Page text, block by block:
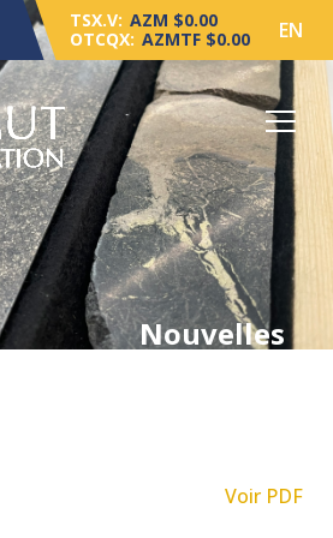
TSX.V: AZM $0.00
OTCQX: AZMTF $0.00 EN
Nouvelles
Voir PDF